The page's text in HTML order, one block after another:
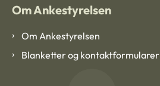
Om Ankestyrelsen
Om Ankestyrelsen
Blanketter og kontaktformularer